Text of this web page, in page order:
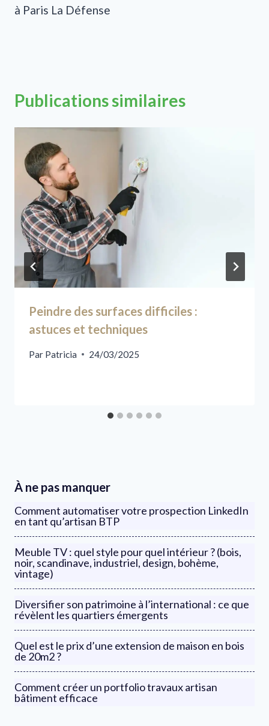
à Paris La Défense
Publications similaires
Peindre des surfaces difficiles :
astuces et techniques
Par Patricia 24/03/2025
À ne pas manquer
Comment automatiser votre prospection LinkedIn
en tant qu’artisan BTP
Meuble TV : quel style pour quel intérieur ? (bois,
noir, scandinave, industriel, design, bohème,
vintage)
Diversifier son patrimoine à l’international : ce que
révèlent les quartiers émergents
Quel est le prix d’une extension de maison en bois
de 20m2 ?
Comment créer un portfolio travaux artisan
bâtiment efficace